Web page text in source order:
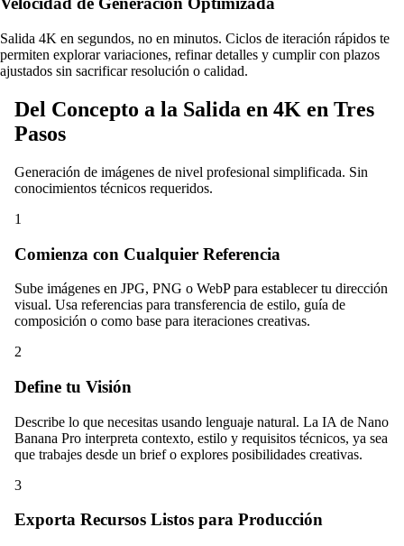
Salida 4K en segundos, no en minutos. Ciclos de iteración rápidos te
permiten explorar variaciones, refinar detalles y cumplir con plazos
ajustados sin sacrificar resolución o calidad.
Del Concepto a la Salida en 4K en Tres
Pasos
Generación de imágenes de nivel profesional simplificada. Sin
conocimientos técnicos requeridos.
1
Comienza con Cualquier Referencia
Sube imágenes en JPG, PNG o WebP para establecer tu dirección
visual. Usa referencias para transferencia de estilo, guía de
composición o como base para iteraciones creativas.
2
Define tu Visión
Describe lo que necesitas usando lenguaje natural. La IA de Nano
Banana Pro interpreta contexto, estilo y requisitos técnicos, ya sea
que trabajes desde un brief o explores posibilidades creativas.
3
Exporta Recursos Listos para Producción